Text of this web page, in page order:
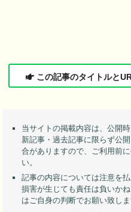
この記事のタイトルと
当サイトの掲載内容は、公開
新記事・過去記事に限らず公
合がありますので、ご利用前
い。
記事の内容については注意を
損害が生じても責任は負いか
はご自身の判断でお願い致しま